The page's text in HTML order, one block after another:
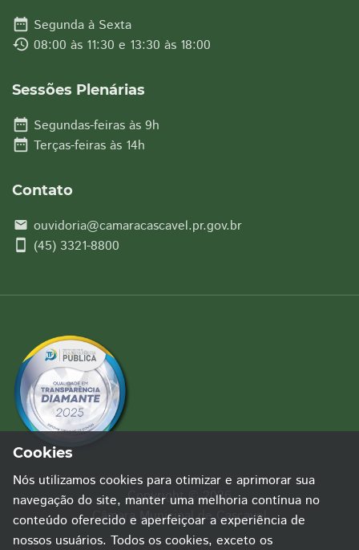
date_range Segunda à Sexta
history 08:00 às 11:30 e 13:30 às 18:00
Sessões Plenárias
date_range Segundas-feiras às 9h
date_range Terças-feiras às 14h
Contato
email ouvidoria@camaracascavel.pr.gov.br
smartphone (45) 3321-8800
Copyright © 2026
Câmara Municipal de Cascavel
Cookies
Nós utilizamos cookies para otimizar e aprimorar sua
navegação do site, manter uma melhoria contínua no
conteúdo oferecido e aperfeiçoar a experiência de
nossos usuários. Todos os cookies, exceto os